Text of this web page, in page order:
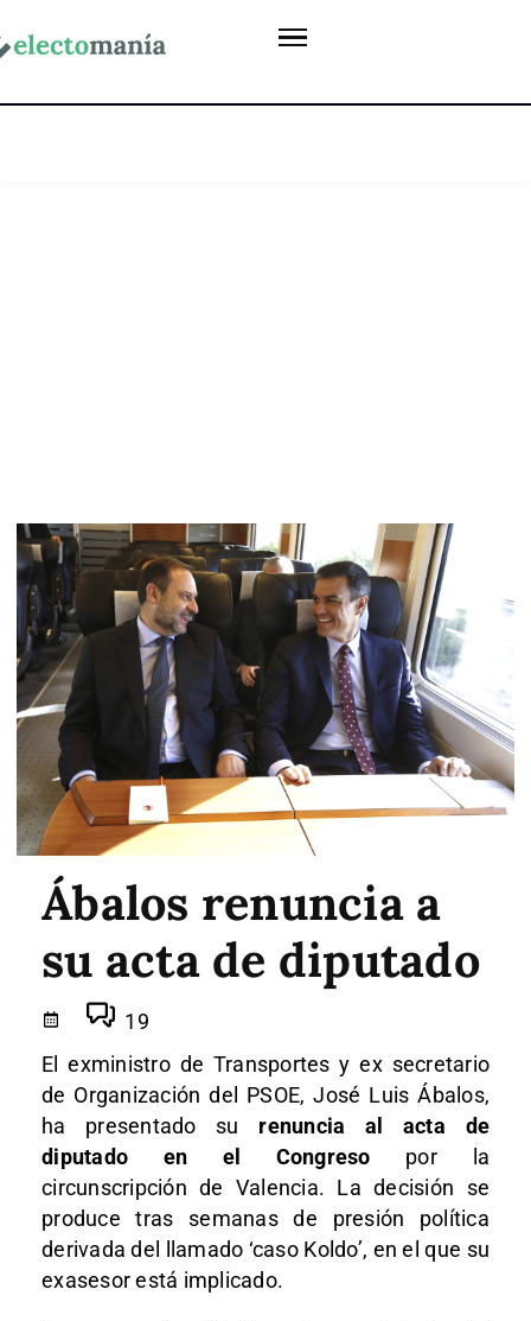
Ábalos renuncia a
su acta de diputado
19
El exministro de Transportes y ex secretario
de Organización del PSOE, José Luis Ábalos,
ha presentado su renuncia al acta de
diputado en el Congreso por la
circunscripción de Valencia. La decisión se
produce tras semanas de presión política
derivada del llamado ‘caso Koldo’, en el que su
exasesor está implicado.